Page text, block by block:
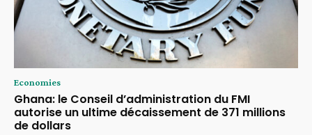
Economies
Ghana: le Conseil d’administration du FMI
autorise un ultime décaissement de 371 millions
de dollars